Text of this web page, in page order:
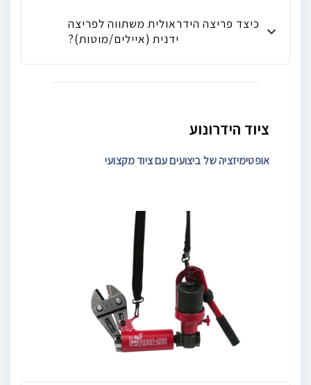
כיצד פריצה הידראולית משתווה לפריצה
ידנית (איילים/מוטות)?
ציוד הידרונוע
אופטימיזציה של ביצועים עם ציוד מקצועי